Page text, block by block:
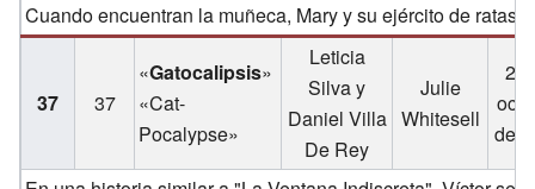
Cuando encuentran la muñeca, Mary y su ejército de ratas
37 37
«Gatocalipsis»
«Cat-
Pocalypse»
Leticia
Silva y
Daniel Villa
De Rey
Julie
Whitesell
26
de